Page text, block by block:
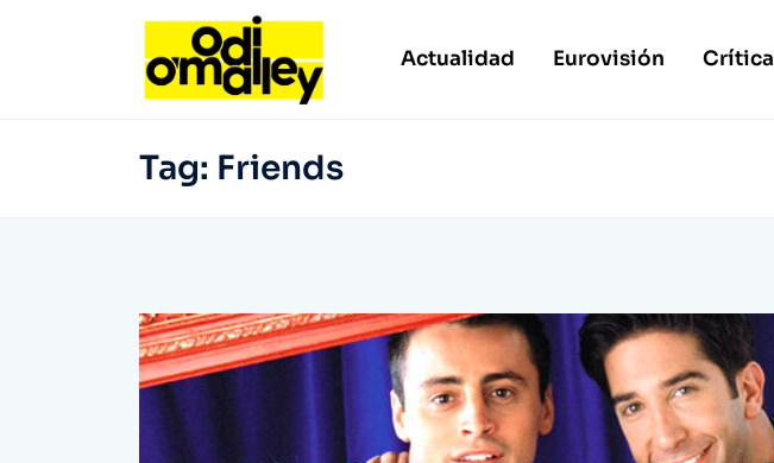
Actualidad Eurovisión Crítica
Tag: Friends